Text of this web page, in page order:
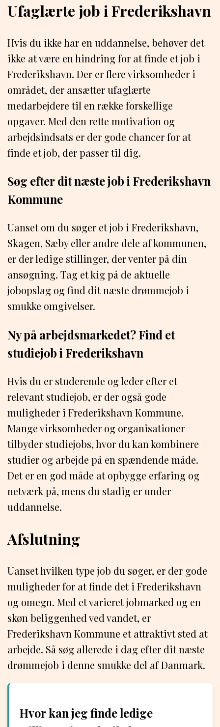
Ufaglærte job i Frederikshavn
Hvis du ikke har en uddannelse, behøver det
ikke at være en hindring for at finde et job i
Frederikshavn. Der er flere virksomheder i
området, der ansætter ufaglærte
medarbejdere til en række forskellige
opgaver. Med den rette motivation og
arbejdsindsats er der gode chancer for at
finde et job, der passer til dig.
Søg efter dit næste job i Frederikshavn
Kommune
Uanset om du søger et job i Frederikshavn,
Skagen, Sæby eller andre dele af kommunen,
er der ledige stillinger, der venter på din
ansøgning. Tag et kig på de aktuelle
jobopslag og find dit næste drømmejob i
smukke omgivelser.
Ny på arbejdsmarkedet? Find et
studiejob i Frederikshavn
Hvis du er studerende og leder efter et
relevant studiejob, er der også gode
muligheder i Frederikshavn Kommune.
Mange virksomheder og organisationer
tilbyder studiejobs, hvor du kan kombinere
studier og arbejde på en spændende måde.
Det er en god måde at opbygge erfaring og
netværk på, mens du stadig er under
uddannelse.
Afslutning
Uanset hvilken type job du søger, er der gode
muligheder for at finde det i Frederikshavn
og omegn. Med et varieret jobmarked og en
skøn beliggenhed ved vandet, er
Frederikshavn Kommune et attraktivt sted at
arbejde. Så søg allerede i dag efter dit næste
drømmejob i denne smukke del af Danmark.
Hvor kan jeg finde ledige